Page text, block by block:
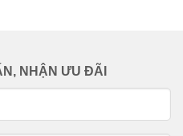
NHẬN ƯU ĐÃI